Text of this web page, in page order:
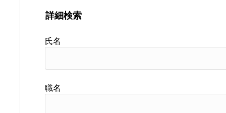
詳細検索
氏名
職名